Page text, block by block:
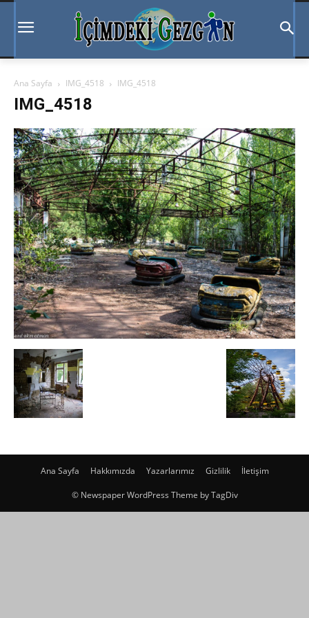
Ana Sayfa IMG_4518 IMG_4518
IMG_4518
Ana Sayfa Hakkımızda Yazarlarımız Gizlilik İletişim
© Newspaper WordPress Theme by TagDiv